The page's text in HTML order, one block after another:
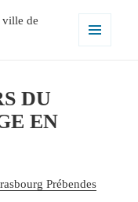
DU
EN
Prébendes